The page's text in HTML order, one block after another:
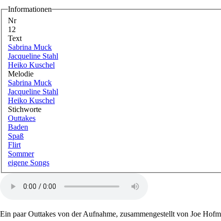
Informationen
Nr
12
Text
Sabrina Muck
Jacqueline Stahl
Heiko Kuschel
Melodie
Sabrina Muck
Jacqueline Stahl
Heiko Kuschel
Stichworte
Outtakes
Baden
Spaß
Flirt
Sommer
eigene Songs
Ein paar Outtakes von der Aufnahme, zusammengestellt von Joe